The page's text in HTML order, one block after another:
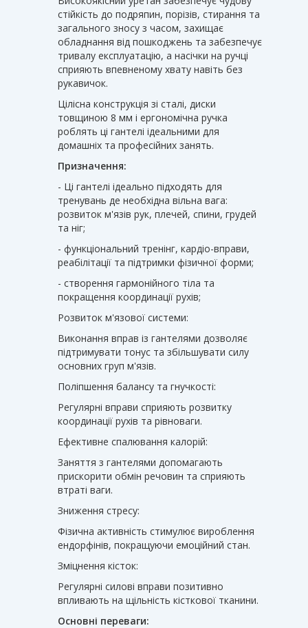
стійкість до подряпин, порізів, стирання та
загального зносу з часом, захищає
обладнання від пошкоджень та забезпечує
тривалу експлуатацію, а насічки на ручці
сприяють впевненому хвату навіть без
рукавичок.
Цілісна конструкція зі сталі, диски
товщиною 8 мм і ергономічна ручка
роблять ці гантелі ідеальними для
домашніх та професійних занять.
Призначення:
- Ці гантелі ідеально підходять для
тренувань де необхідна вільна вага:
розвиток м'язів рук, плечей, спини, грудей
та ніг;
- функціональний тренінг, кардіо-вправи,
реабілітації та підтримки фізичної форми;
- створення гармонійного тіла та
покращення координації рухів;
Розвиток м'язової системи:
Виконання вправ із гантелями дозволяє
підтримувати тонус та збільшувати силу
основних груп м'язів.
Поліпшення балансу та гнучкості:
Регулярні вправи сприяють розвитку
координації рухів та рівноваги.
Ефективне спалювання калорій:
Заняття з гантелями допомагають
прискорити обмін речовин та сприяють
втраті ваги.
Зниження стресу:
Фізична активність стимулює вироблення
ендорфінів, покращуючи емоційний стан.
Зміцнення кісток:
Регулярні силові вправи позитивно
впливають на щільність кісткової тканини.
Основні переваги: